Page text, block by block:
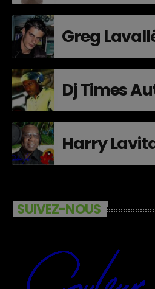
Greg
Dj Times
Harry
SUIVEZ-NOUS